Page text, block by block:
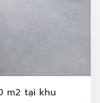
m2 tại khu